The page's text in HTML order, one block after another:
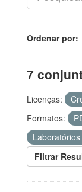
Ordenar por
7
Licenças:
Formatos:
Laboratórios
Filtrar